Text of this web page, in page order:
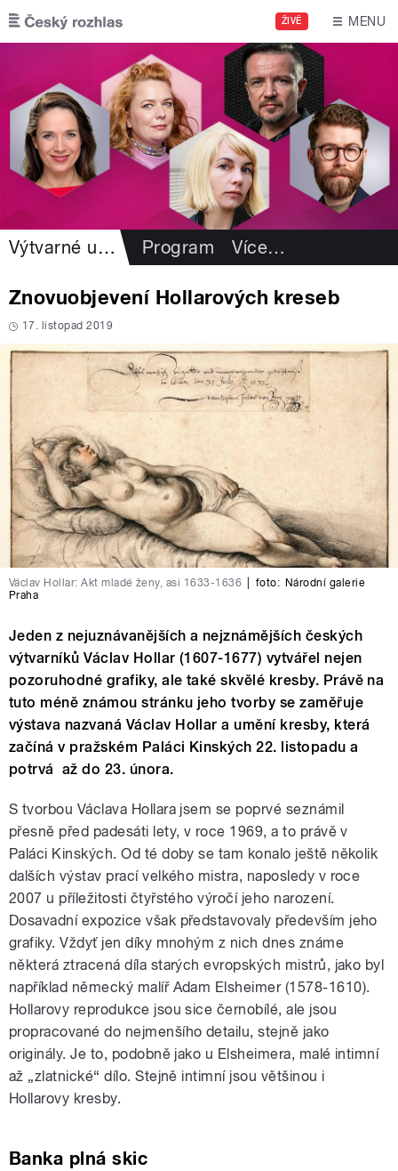
Přejít k hlavnímu obsahu
ŽIVĚ MENU
Výtvarné umění Program Více…
Znovuobjevení Hollarových kreseb
17. listopad 2019
Václav Hollar: Akt mladé ženy, asi 1633-1636 foto: Národní galerie
Praha
Jeden z nejuznávanějších a nejznámějších českých
výtvarníků Václav Hollar (1607-1677) vytvářel nejen
pozoruhodné grafiky, ale také skvělé kresby. Právě na
tuto méně známou stránku jeho tvorby se zaměřuje
výstava nazvaná Václav Hollar a umění kresby, která
začíná v pražském Paláci Kinských 22. listopadu a
potrvá až do 23. února.
S tvorbou Václava Hollara jsem se poprvé seznámil
přesně před padesáti lety, v roce 1969, a to právě v
Paláci Kinských. Od té doby se tam konalo ještě několik
dalších výstav prací velkého mistra, naposledy v roce
2007 u příležitosti čtyřstého výročí jeho narození.
Dosavadní expozice však představovaly především jeho
grafiky. Vždyť jen díky mnohým z nich dnes známe
některá ztracená díla starých evropských mistrů, jako byl
například německý malíř Adam Elsheimer (1578-1610).
Hollarovy reprodukce jsou sice černobílé, ale jsou
propracované do nejmenšího detailu, stejně jako
originály. Je to, podobně jako u Elsheimera, malé intimní
až „zlatnické“ dílo. Stejně intimní jsou většinou i
Hollarovy kresby.
Banka plná skic